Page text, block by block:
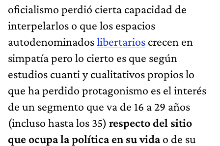
oficialismo perdió cierta capacidad de
interpelarlos o que los espacios
autodenominadoslibertarios crecen en
simpatía pero lo cierto es que según
estudios cuanti y cualitativos propios lo
que ha perdido protagonismo es el interés
de un segmento que va de 16 a 29 años
(incluso hasta los 35) respecto del sitio
que ocupa la política en su vidao de su